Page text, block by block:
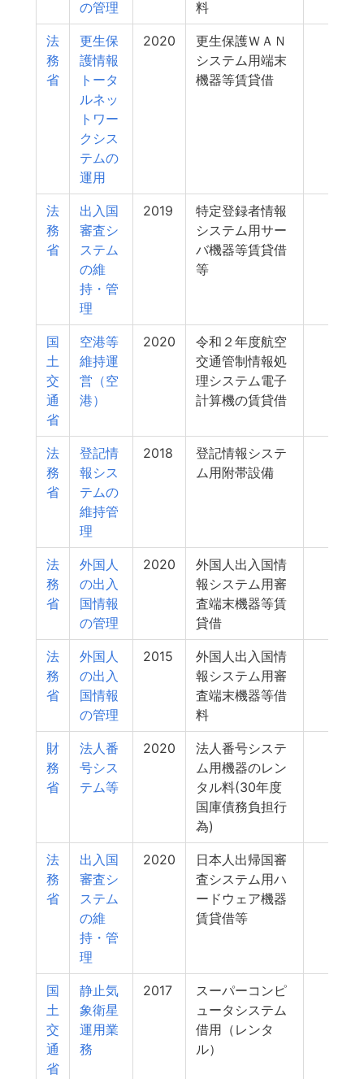
の管理
料
法
務
省
更生保
護情報
トータ
ルネッ
トワー
クシス
テムの
運用
2020
更生保護ＷＡＮ
システム用端末
機器等賃貸借
法
務
省
出入国
審査シ
ステム
の維
持・管
理
2019
特定登録者情報
システム用サー
バ機器等賃貸借
等
国
土
交
通
省
空港等
維持運
営（空
港）
2020
令和２年度航空
交通管制情報処
理システム電子
計算機の賃貸借
法
務
省
登記情
報シス
テムの
維持管
理
2018
登記情報システ
ム用附帯設備
法
務
省
外国人
の出入
国情報
の管理
2020
外国人出入国情
報システム用審
査端末機器等賃
貸借
法
務
省
外国人
の出入
国情報
の管理
2015
外国人出入国情
報システム用審
査端末機器等借
料
財
務
省
法人番
号シス
テム等
2020
法人番号システ
ム用機器のレン
タル料(30年度
国庫債務負担行
為)
法
務
省
出入国
審査シ
ステム
の維
持・管
理
2020
日本人出帰国審
査システム用ハ
ードウェア機器
賃貸借等
国
土
交
通
省
静止気
象衛星
運用業
務
2017
スーパーコンピ
ュータシステム
借用（レンタ
ル）